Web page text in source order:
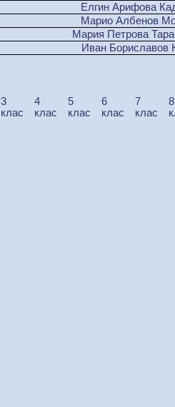
Елгин Арифова
Марио Албенов
Мария Петрова
Иван Бориславов
3
клас
4
клас
5
клас
6
клас
7
клас
8